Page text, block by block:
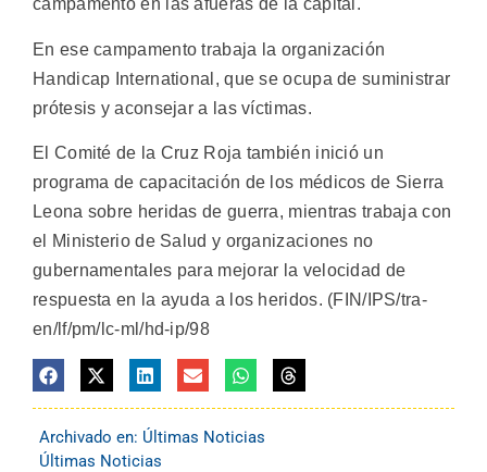
campamento en las afueras de la capital.
En ese campamento trabaja la organización
Handicap International, que se ocupa de suministrar
prótesis y aconsejar a las víctimas.
El Comité de la Cruz Roja también inició un
programa de capacitación de los médicos de Sierra
Leona sobre heridas de guerra, mientras trabaja con
el Ministerio de Salud y organizaciones no
gubernamentales para mejorar la velocidad de
respuesta en la ayuda a los heridos. (FIN/IPS/tra-
en/lf/pm/lc-ml/hd-ip/98
Archivado en: Últimas Noticias
Últimas Noticias